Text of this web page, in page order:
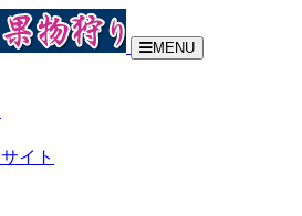
MENU
イト